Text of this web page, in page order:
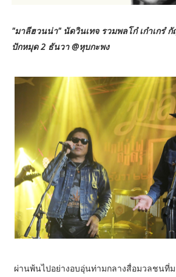
"มาลีฮวนน่า" นัดวินเทจ รวมพลโก๋ เก๋าเกร๋
ปักหมุด 2 ธันวา @หุบกะพง
ผ่านพ้นไปอย่างอบอุ่นท่ามกลางสื่อมวลชนที่